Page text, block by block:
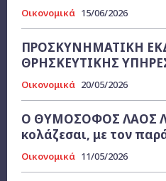
Οικονομικά 15/06/2026
ΠΡΟΣΚΥΝΗΜΑΤΙΚΗ
ΘΡΗΣΚΕΥΤΙΚΗΣ
Οικονομικά 20/05/2026
Ο ΘΥΜΟΣΟΦΟΣ ΛΑΟΣ
κολάζεσαι, με τον
Οικονομικά 11/05/2026